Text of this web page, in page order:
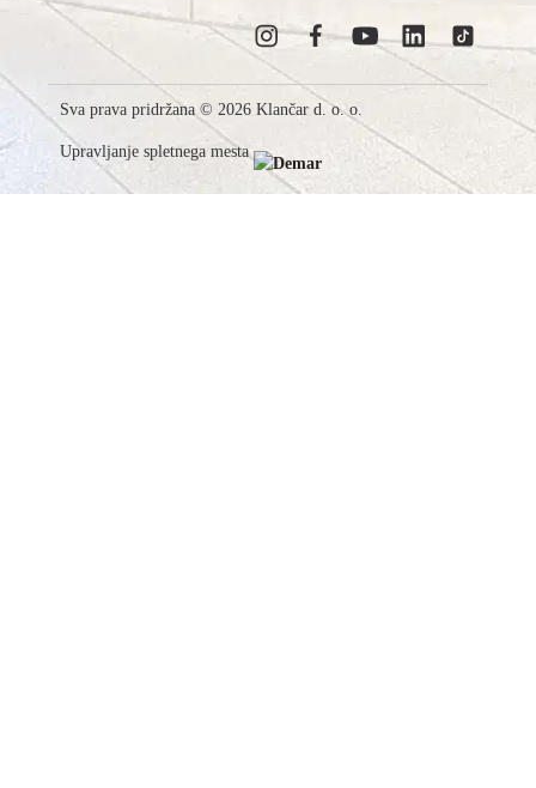
Sva prava pridržana © 2026 Klančar d. o. o.
Upravljanje spletnega mesta